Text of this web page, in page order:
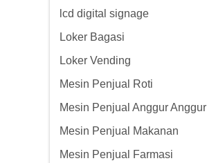
lcd digital signage
Loker Bagasi
Loker Vending
Mesin Penjual Roti
Mesin Penjual Anggur Anggur
Mesin Penjual Makanan
Mesin Penjual Farmasi